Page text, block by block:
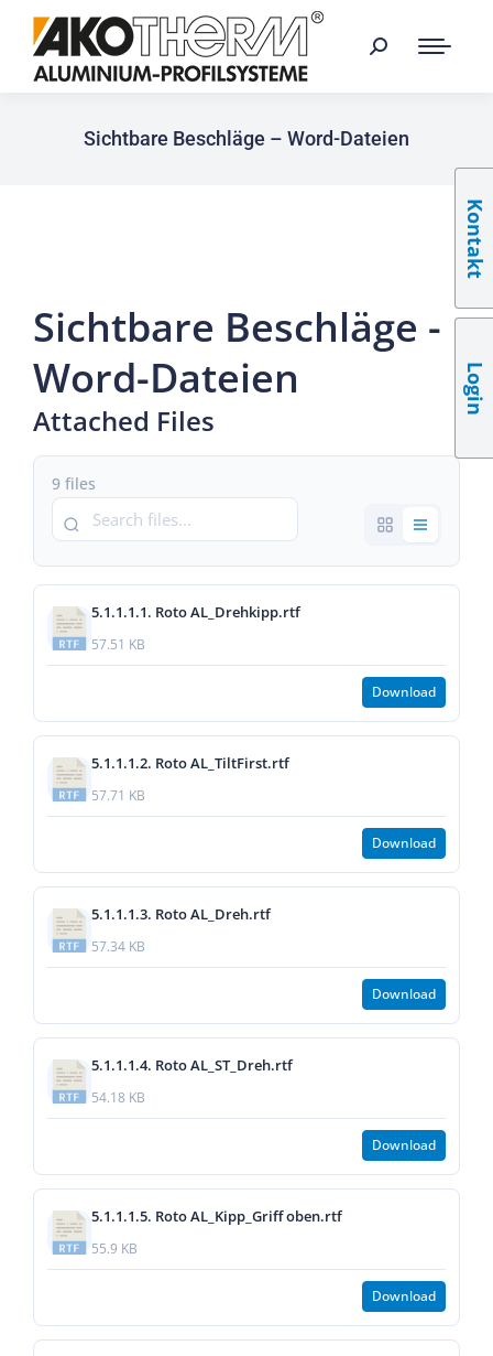
Sichtbare Beschläge – Word-Dateien
Sichtbare Beschläge -
Word-Dateien
Attached Files
9 files
5.1.1.1.1. Roto AL_Drehkipp.rtf
57.51 KB
Download
5.1.1.1.2. Roto AL_TiltFirst.rtf
57.71 KB
Download
5.1.1.1.3. Roto AL_Dreh.rtf
57.34 KB
Download
5.1.1.1.4. Roto AL_ST_Dreh.rtf
54.18 KB
Download
5.1.1.1.5. Roto AL_Kipp_Griff oben.rtf
55.9 KB
Download
Kontakt
Login